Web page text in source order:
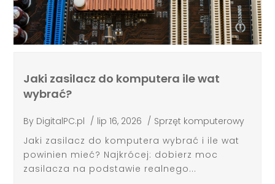
Jaki zasilacz do komputera ile wat
wybrać?
By DigitalPC.pl / lip 16, 2026 / Sprzęt komputerowy
Jaki zasilacz do komputera wybrać i ile wat
powinien mieć? Najkrócej: dobierz moc
zasilacza na podstawie realnego...